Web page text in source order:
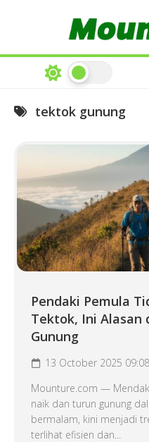
tektok gunung
Pendaki Pemula
Tektok, Ini Alasan
Gunung
13 October 2025 09:08
Mounture.com —
naik dan turun gunung
bermalam, kini menjadi
terlihat efisien dan...